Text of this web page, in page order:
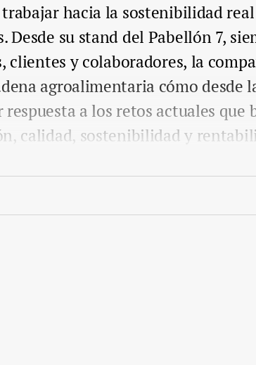
hacia la sostenibilidad
Desde su stand del Pabellón 7,
clientes y colaboradores, la
agroalimentaria cómo desde
respuesta a los retos actuales que
calidad, sostenibilidad y